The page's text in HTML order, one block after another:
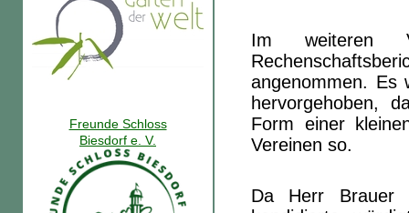
Im weiteren
angenommen. Es
hervorgehoben,
Form einer
Vereinen so.
Da Herr Brauer
Freunde Schloss
Biesdorf e. V.